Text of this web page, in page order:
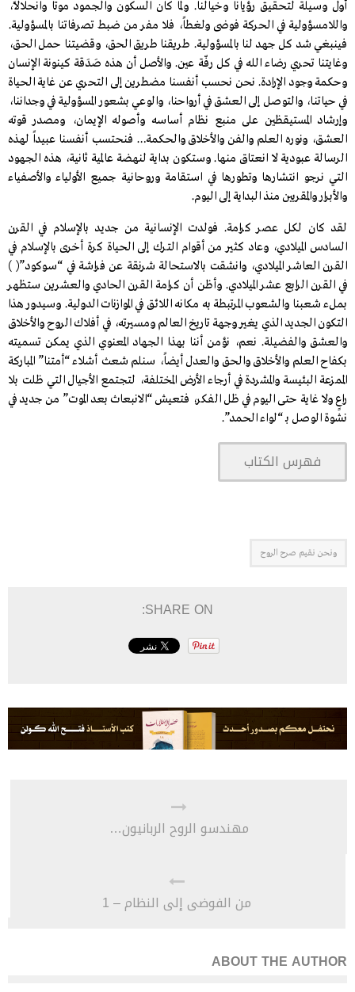
أول وسيلة لتحقيق رؤيانا وخيالنا. ولما كان السكون والجمود موتاً وانحلالاً،
واللامسؤولية في الحركة فوضى ولغطاً، فلا مفر من ضبط تصرفاتنا بالمسؤولية.
فينبغي شد كل جهد لنا بالمسؤولية. طريقنا طريق الحق، وقضيتنا حمل الحق،
وغايتنا تحري رضاء الله في كل رفّة عين. والأصل أن هذه صَدَقة كينونة الإنسان
وحكمة وجود الإرادة. نحن نحسب أنفسنا مضطرين إلى التحري عن غاية الحياة
في حياتنـا، والتوصل إلى العشق في أرواحنا، والوعي بشعور المسؤولية في وجداننا،
وإرشاد المستيقظين على منبع نظام أساسه وأصوله الإيمان، ومصدر قوته
العشق، ونوره العلم والفن والأخلاق والحكمة… فنحتسب أنفسنا عبيداً لهذه
الرسالة عبودية لا انعتاق منها. وستكون بداية لنهضة عالمية ثانية، هذه الجهود
التي نرجو انتشارها وتطورها في استقامة وروحانية جميع الأولياء والأصفياء
والأبرار والمقربين منذ البداية إلى اليوم.
لقد كان لكل عصر كرامة. فولدت الإنسانية من جديـد بالإسلام في القرن
السادس الميلادي، وعاد كثير من أقوام التـرك إلى الحياة كرة أخرى بالإسلام في
القرن العاشر الميلادي، وانشقت بالاستحالة شرنقة عن فراشة في “سـوكود”( )
في القرن الرابع عشر الميلادي. وأظن أن كرامة القرن الحادي والعشرين ستظهر
بملء شعبنا والشعوب المرتبطة به مكانه اللائق في الموازنات الدولية. وسيدور هذا
التكون الجديد الذي يغير وجهة تاريخ العالم ومسيرته، في أفلاك الروح والأخلاق
والعشق والفضيلة. نعم، نؤمن أننا بهذا الجهاد المعنوي الذي يمكن تسميته
بكفاح العلم والأخلاق والحق والعدل أيضاً، سنلم شعث أشلاء “أمتنا” المباركة
الممزعة البئيسة والمشردة في أرجاء الأرض المختلفة، لتجتمع الأجيال التي ظلت بلا
راعٍ ولا غاية حتى اليوم في ظل الفكر، فتعيش “الانبعاث بعد الموت” من جديد في
نشوة الوصل بـ “لواء الحمد”.
فهرس الكتاب
ونحن نقيم صرح الروح
SHARE ON:
مهندسو الروح الربانيون…
من الفوضى إلى النظام – 1
ABOUT THE AUTHOR